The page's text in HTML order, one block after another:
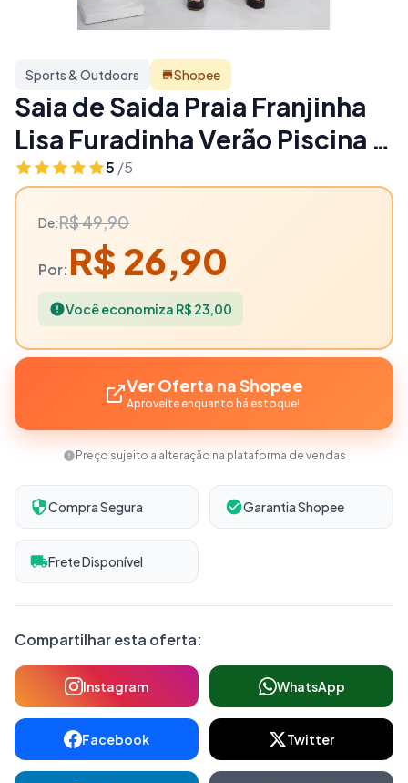
Sports & Outdoors Shopee
Saia de Saida Praia Franjinha
Lisa Furadinha Verão Piscina -
46% OFF | Sports & Outdoors
5 /5
De:R$ 49,90
Por: R$ 26,90
Você economiza R$ 23,00
Ver Oferta na Shopee
Aproveite enquanto há estoque!
Preço sujeito a alteração na plataforma de vendas
Compra Segura Garantia Shopee
Frete Disponível
Compartilhar esta oferta:
Instagram WhatsApp
Facebook Twitter